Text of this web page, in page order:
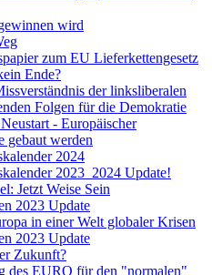
wird
zum EU Lieferkettengesetz
Ende?
der linksliberalen
Folgen für die Demokratie
- Europäischer
gebaut werden
2024
2023_2024 Update!
Jetzt Weise Sein
2023 Update
in einer Welt globaler Krisen
2023 Update
Zukunft?
des EURO für den "normalen"